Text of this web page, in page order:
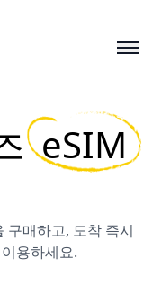
eSIM
매하고, 도착 즉시
용하세요.